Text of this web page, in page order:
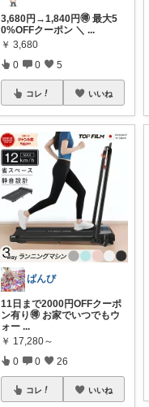
3,680円→1,840円🉐 最大5
0%OFFクーポン ＼ ...
￥ 3,680
0 0 5
コレ いいね
ばんび
11日まで2000円OFFクーポ
ン有り🉐 お家でいつでもウ
ォー ...
￥ 17,280～
0 0 26
コレ いいね